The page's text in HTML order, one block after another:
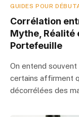
GUIDES POUR
Corrélation
Mythe, Réalité
Portefeuille
On entend souvent
certains affirment
décorrélées des